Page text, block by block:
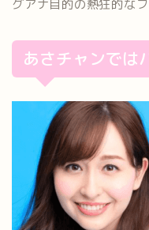
グアナ目的の熱狂的な
あさチャンでは